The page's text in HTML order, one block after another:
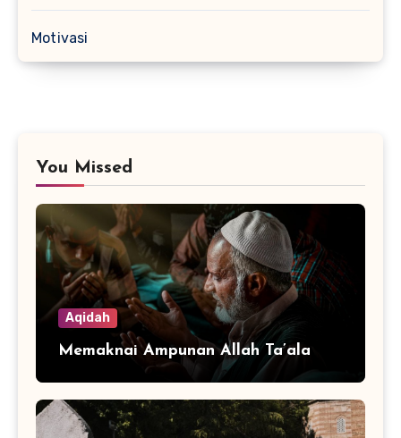
Motivasi
You Missed
Aqidah
Memaknai Ampunan Allah Ta’ala